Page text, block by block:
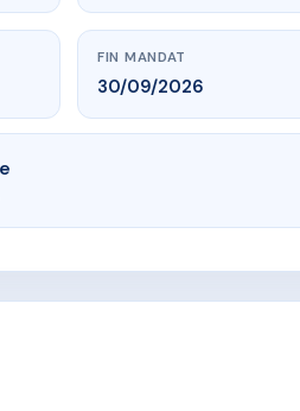
FIN MANDAT
30/09/2026